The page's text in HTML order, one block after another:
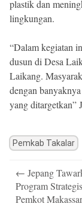
plastik dan
lingkungan.
“Dalam kegiatan
dusun di Desa
Laikang.
dengan
yang ditargetkan”
Pemkab Takalar
navigation
← Jepang
Program
Pemkot Makassar